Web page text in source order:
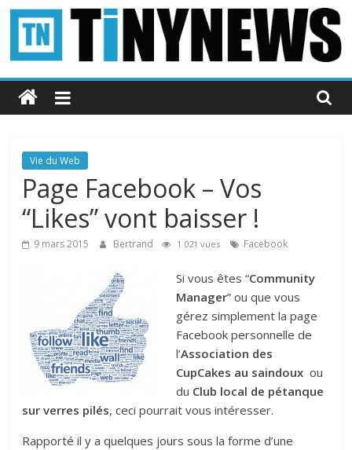
Passer
contenu
Tinynews
Le
belge
connecté
Vie du Web
Page Facebook – Vos
“Likes” vont baisser !
9 mars 2015 Bertrand 1 021 vues Facebook
Si vous êtes “Community
Manager” ou que vous
gérez simplement la page
Facebook personnelle de
l’Association des
CupCakes au saindoux ou
du Club local de pétanque
sur verres pilés, ceci pourrait vous intéresser.
Rapporté il y a quelques jours sous la forme d’une